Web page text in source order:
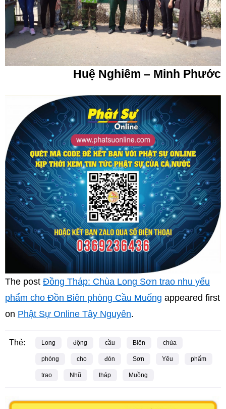
Huệ Nghiêm – Minh Phước
The post Đồng Tháp: Chùa Long Sơn trao nhu yếu
phẩm cho Đồn Biên phòng Cầu Muống appeared first
on Phật Sự Online Tây Nguyên.
Thẻ: Long động cầu Biên chùa
phóng cho đón Sơn Yêu phẩm
trao Nhũ tháp Muồng